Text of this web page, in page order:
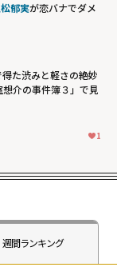
郁実が恋バナでダメ
た渋みと軽さの絶妙
介の事件簿３」で見
1
週間ランキング